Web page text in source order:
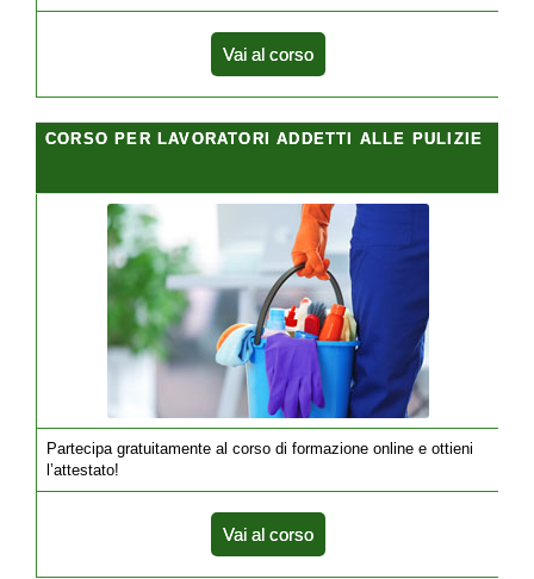
Vai al corso
CORSO PER LAVORATORI ADDETTI ALLE PULIZIE
Partecipa gratuitamente al corso di formazione online e ottieni
l’attestato!
Vai al corso